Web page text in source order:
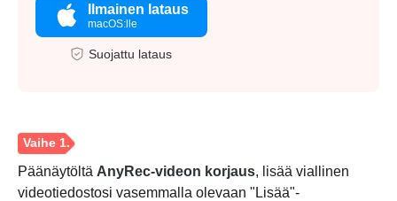
Ilmainen lataus
macOS:lle
Suojattu lataus
Päänäytöltä AnyRec-videon korjaus, lisää viallinen
videotiedostosi vasemmalla olevaan "Lisää"-